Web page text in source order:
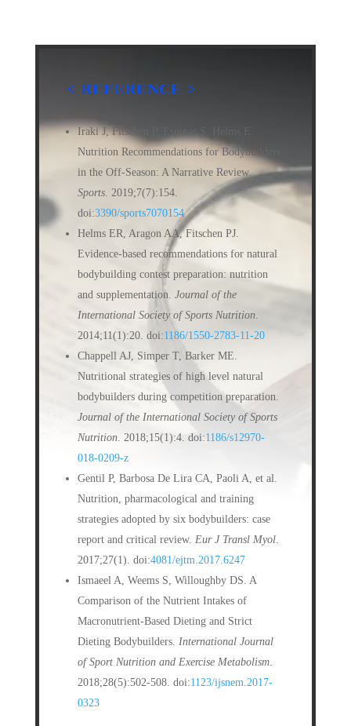
< REFERENCE >
Iraki J, Fitschen P, Espinar S, Helms E.
Nutrition Recommendations for Bodybuilders
in the Off-Season: A Narrative Review.
Sports. 2019;7(7):154.
doi:3390/sports7070154
Helms ER, Aragon AA, Fitschen PJ.
Evidence-based recommendations for natural
bodybuilding contest preparation: nutrition
and supplementation. Journal of the
International Society of Sports Nutrition.
2014;11(1):20. doi:1186/1550-2783-11-20
Chappell AJ, Simper T, Barker ME.
Nutritional strategies of high level natural
bodybuilders during competition preparation.
Journal of the International Society of Sports
Nutrition. 2018;15(1):4. doi:1186/s12970-
018-0209-z
Gentil P, Barbosa De Lira CA, Paoli A, et al.
Nutrition, pharmacological and training
strategies adopted by six bodybuilders: case
report and critical review. Eur J Transl Myol.
2017;27(1). doi:4081/ejtm.2017.6247
Ismaeel A, Weems S, Willoughby DS. A
Comparison of the Nutrient Intakes of
Macronutrient-Based Dieting and Strict
Dieting Bodybuilders. International Journal
of Sport Nutrition and Exercise Metabolism.
2018;28(5):502-508. doi:1123/ijsnem.2017-
0323